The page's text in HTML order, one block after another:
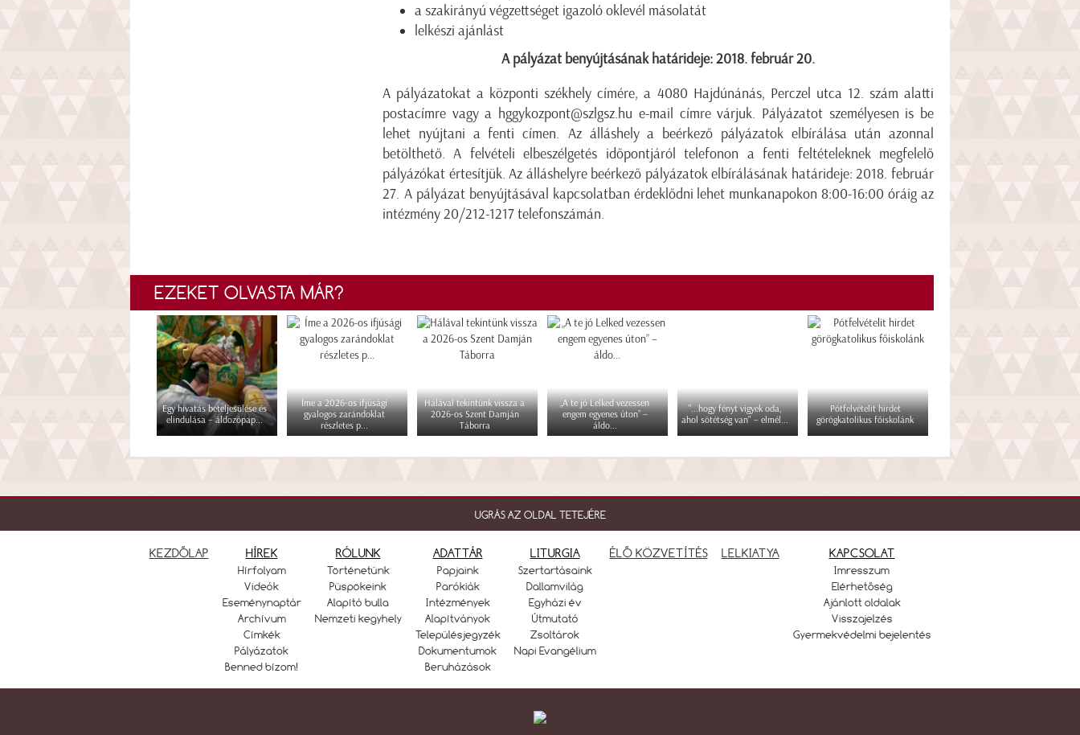
a szakirányú végzettséget igazoló oklevél másolatát
lelkészi ajánlást
A pályázat benyújtásának határideje: 2018. február 20.
A pályázatokat a központi székhely címére, a 4080 Hajdúnánás, Perczel utca 12. szám alatti
postacímre vagy a hggykozpont@szlgsz.hu e-mail címre várjuk. Pályázatot személyesen is be
lehet nyújtani a fenti címen. Az álláshely a beérkező pályázatok elbírálása után azonnal
betölthető. A felvételi elbeszélgetés időpontjáról telefonon a fenti feltételeknek megfelelő
pályázókat értesítjük. Az álláshelyre beérkező pályázatok elbírálásának határideje: 2018. február
27. A pályázat benyújtásával kapcsolatban érdeklődni lehet munkanapokon 8:00-16:00 óráig az
intézmény 20/212-1217 telefonszámán.
EZEKET OLVASTA MÁR?
Egy hivatás beteljesülése és
elindulása – áldozópap...
Íme a 2026-os ifjúsági
gyalogos zarándoklat
részletes p...
Hálával tekintünk vissza a
2026-os Szent Damján
Táborra
„A te jó Lelked vezessen
engem egyenes úton” –
áldo...
"...hogy fényt vigyek oda,
ahol sötétség van" – elmél...
Pótfelvételit hirdet
görögkatolikus főiskolánk
UGRÁS AZ OLDAL TETEJÉRE
KEZDŐLAP HÍREK
Hírfolyam
Videók
Eseménynaptár
Archívum
Címkék
Pályázatok
Benned bízom!
RÓLUNK
Történetünk
Püspökeink
Alapító bulla
Nemzeti kegyhely
ADATTÁR
Papjaink
Parókiák
Intézmények
Alapítványok
Településjegyzék
Dokumentumok
Beruházások
LITURGIA
Szertartásaink
Dallamvilág
Egyházi év
Útmutató
Zsoltárok
Napi Evangélium
ÉLŐ KÖZVETÍTÉS LELKIATYA KAPCSOLAT
Imresszum
Elérhetőség
Ajánlott oldalak
Visszajelzés
Gyermekvédelmi bejelentés